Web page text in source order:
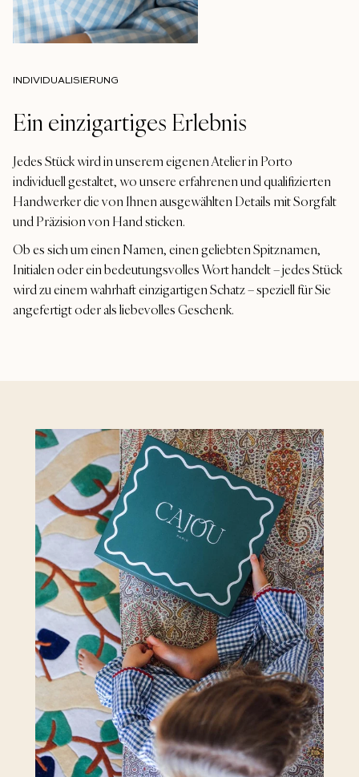
INDIVIDUALISIERUNG
Ein einzigartiges Erlebnis
Jedes Stück wird in unserem eigenen Atelier in Porto
individuell gestaltet, wo unsere erfahrenen und qualifizierten
Handwerker die von Ihnen ausgewählten Details mit Sorgfalt
und Präzision von Hand sticken.
Ob es sich um einen Namen, einen geliebten Spitznamen,
Initialen oder ein bedeutungsvolles Wort handelt – jedes Stück
wird zu einem wahrhaft einzigartigen Schatz – speziell für Sie
angefertigt oder als liebevolles Geschenk.